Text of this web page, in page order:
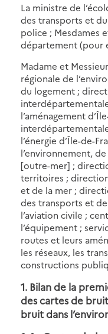
La ministre de
des transports et
police ; Mesdames
département (pour
Madame et
régionale de
du logement ;
l’aménagement
l’énergie d’Île-de-
l’environnement,
[outre-mer] ;
territoires ;
et de la mer ;
des transports et
l’aviation civile ;
l’équipement ;
routes et leurs
les réseaux, les
constructions
1. Bilan de la
des cartes de
bruit dans